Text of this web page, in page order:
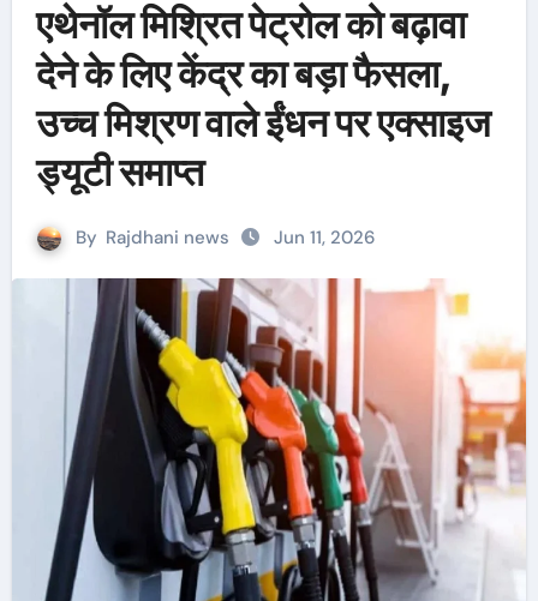
एथेनॉल मिश्रित पेट्रोल को बढ़ावा
देने के लिए केंद्र का बड़ा फैसला,
उच्च मिश्रण वाले ईंधन पर एक्साइज
ड्यूटी समाप्त
By Rajdhani news Jun 11, 2026